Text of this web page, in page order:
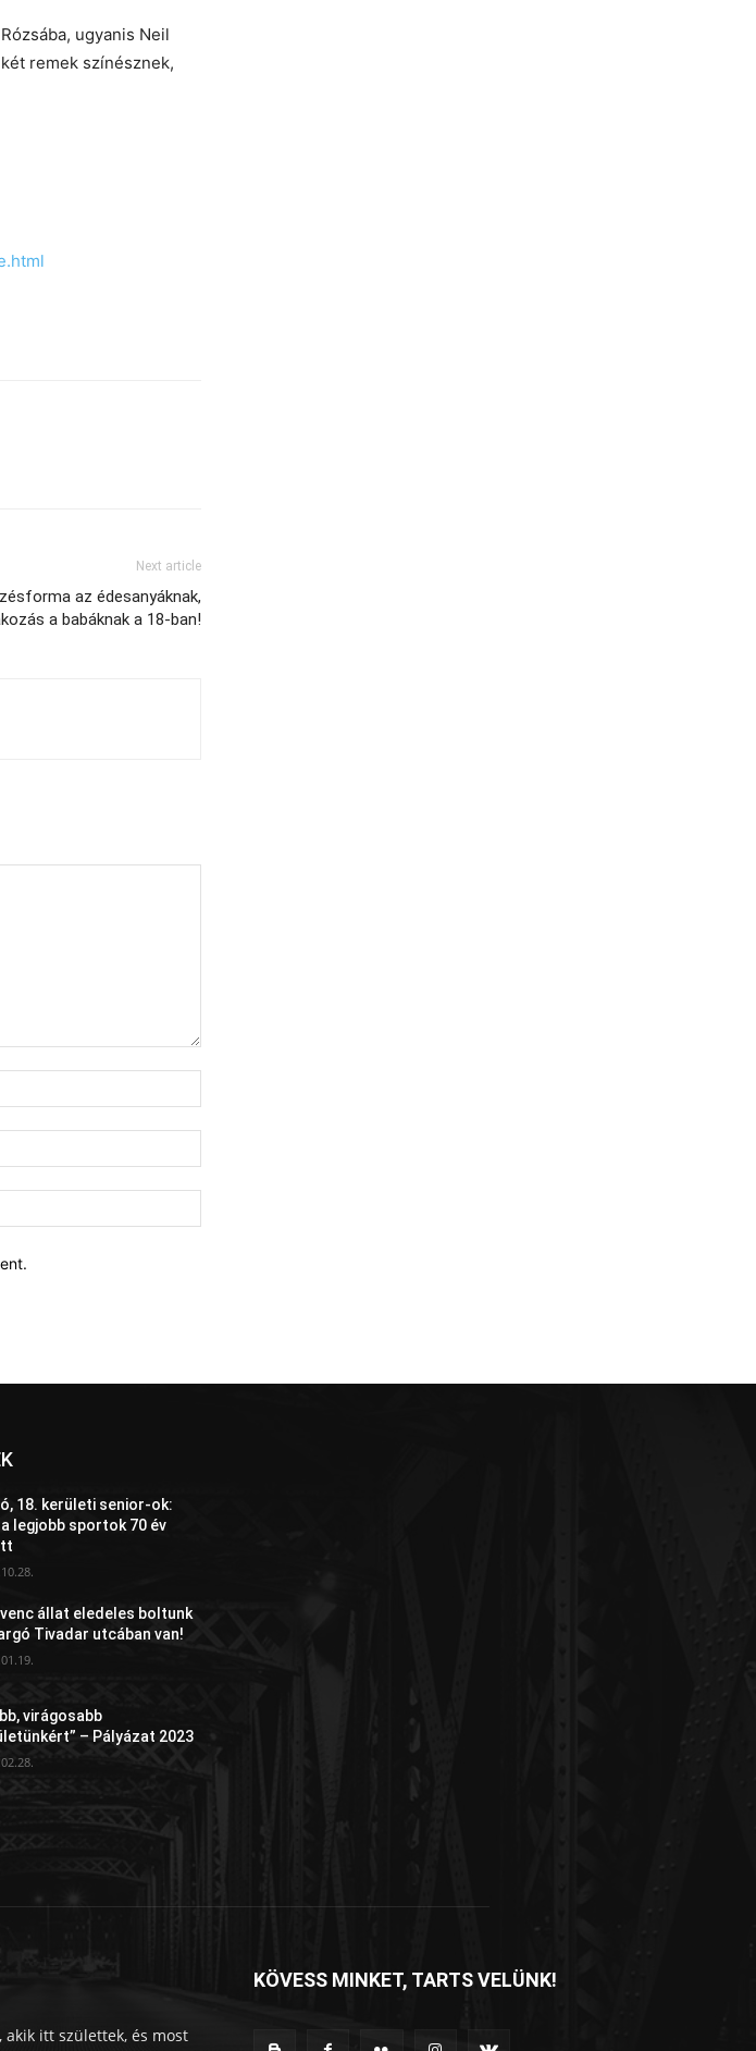
ugyanis Neil
remek színésznek,
Next article
az édesanyáknak,
a babáknak a 18-ban!
18. kerületi senior-ok:
legjobb sportok 70 év
állat eledeles boltunk
Tivadar utcában van!
virágosabb
– Pályázat 2023
akik itt születtek, és most
KÖVESS MINKET, TARTS VELÜNK!